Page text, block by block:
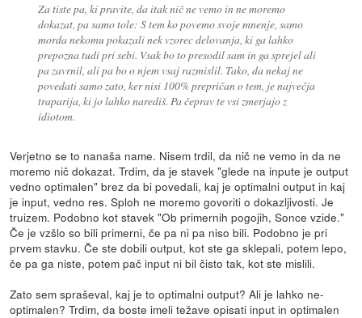
Za tiste pa, ki pravite, da itak nič ne vemo in ne moremo
dokazat, pa samo tole: S tem ko povemo svoje mnenje, samo
morda nekomu pokazali nek vzorec delovanja, ki ga lahko
prepozna tudi pri sebi. Vsak bo to presodil sam in ga sprejel ali
pa zavrnil, ali pa bo o njem vsaj razmislil. Tako, da nekaj ne
povedati samo zato, ker nisi 100% prepričan o tem, je največja
traparija, ki jo lahko narediš. Pa čeprav te vsi zmerjajo z
idiotom.
Verjetno se to nanaša name. Nisem trdil, da nič ne vemo in da ne
moremo nič dokazat. Trdim, da je stavek "glede na inpute je output
vedno optimalen" brez da bi povedali, kaj je optimalni output in kaj
je input, vedno res. Sploh ne moremo govoriti o dokazljivosti. Je
truizem. Podobno kot stavek "Ob primernih pogojih, Sonce vzide."
Če je vzšlo so bili primerni, če pa ni pa niso bili. Podobno je pri
prvem stavku. Če ste dobili output, kot ste ga sklepali, potem lepo,
če pa ga niste, potem pač input ni bil čisto tak, kot ste mislili.
Zato sem spraševal, kaj je to optimalni output? Ali je lahko ne-
optimalen? Trdim, da boste imeli težave opisati input in optimalen